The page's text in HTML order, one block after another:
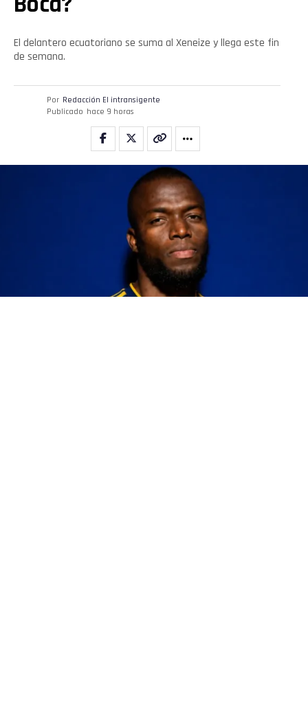
El delantero ecuatoriano se suma al Xeneize y llega este fin
de semana.
Por Redacción El intransigente
Publicado hace 9 horas